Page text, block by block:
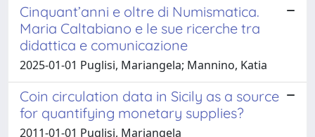
Cinquant’anni e oltre di Numismatica.
Maria Caltabiano e le sue ricerche tra
didattica e comunicazione
2025-01-01 Puglisi, Mariangela; Mannino, Katia
Coin circulation data in Sicily as a source
for quantifying monetary supplies?
2011-01-01 Puglisi, Mariangela